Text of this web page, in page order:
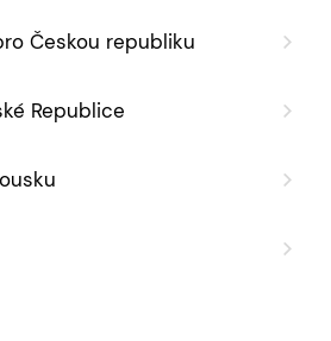
Českou republiku
Republice